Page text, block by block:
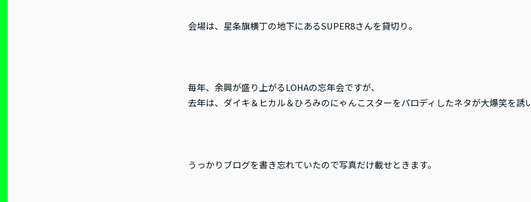
会場は、星条旗横丁の地下にあるSUPER8さんを貸切り。
毎年、余興が盛り上がるLOHAの忘年会ですが、
去年は、ダイキ＆ヒカル＆ひろみのにゃんこスターをパロディしたネタが大爆笑を誘
うっかりブログを書き忘れていたので写真だけ載せときます。